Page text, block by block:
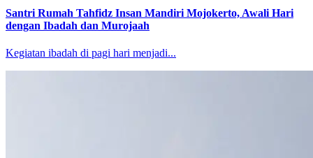
Santri Rumah Tahfidz Insan Mandiri Mojokerto, Awali Hari
dengan Ibadah dan Murojaah
Kegiatan ibadah di pagi hari menjadi...